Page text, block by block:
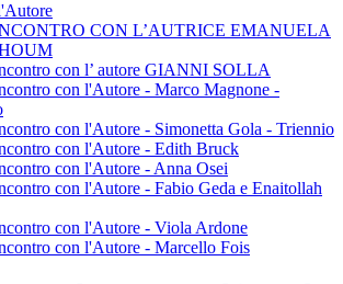
CON L’AUTRICE EMANUELA
con l’ autore GIANNI SOLLA
con l'Autore - Marco Magnone -
con l'Autore - Simonetta Gola - Triennio
con l'Autore - Edith Bruck
con l'Autore - Anna Osei
con l'Autore - Fabio Geda e Enaitollah
con l'Autore - Viola Ardone
con l'Autore - Marcello Fois